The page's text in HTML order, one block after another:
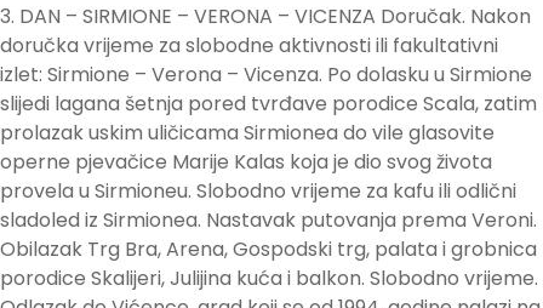
3. DAN – SIRMIONE – VERONA – VICENZA Doručak. Nakon
doručka vrijeme za slobodne aktivnosti ili fakultativni
izlet: Sirmione – Verona – Vicenza. Po dolasku u Sirmione
slijedi lagana šetnja pored tvrđave porodice Scala, zatim
prolazak uskim uličicama Sirmionea do vile glasovite
operne pjevačice Marije Kalas koja je dio svog života
provela u Sirmioneu. Slobodno vrijeme za kafu ili odlični
sladoled iz Sirmionea. Nastavak putovanja prema Veroni.
Obilazak Trg Bra, Arena, Gospodski trg, palata i grobnica
porodice Skalijeri, Julijina kuća i balkon. Slobodno vrijeme.